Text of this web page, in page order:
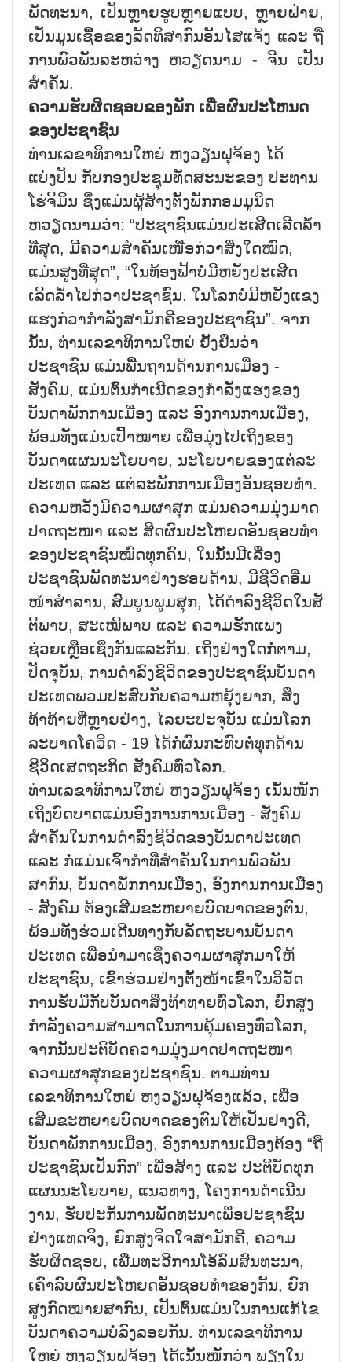
ພັດທະນາ, ເປັນຫຼາຍຮູບຫຼາຍແບບ, ຫຼາຍຝ່າຍ,
ເປັນມູນເຊື້ອຂອງລັດທິສາກົນອັນໄສແຈ້ງ ແລະ ຖື
ການພົວພັນລະຫວ່າງ ຫວຽດນາມ - ຈີນ ເປັນ
ສຳຄັນ.
ຄວາມຮັບຜິດຊອບຂອງພັກ ເພື່ອຜົນປະໂຫນດ
ຂອງປະຊາຊົນ
ທ່ານເລຂາທິການໃຫຍ່ ຫງວຽນຝຸຈ້ອງ ໄດ້
ແບ່ງປັນ ກັບກອງປະຊຸມທັດສະນະຂອງ ປະທານ
ໂຮ່ຈີມິນ ຊຶ່ງແມ່ນຜູ້ສ້າງຕັ້ງພັກກອມມູນິດ
ຫວຽດນາມວ່າ: “ປະຊາຊົນແມ່ນປະເສີດເລີດລ້ຳ
ທີ່ສຸດ, ມີຄວາມສຳຄັນເໜືອກ່ວາສິ່ງໃດໝົດ,
ແມ່ນສູງທີ່ສຸດ”, “ໃນທ້ອງຟ້າບໍ່ມີຫຍັງປະເສີດ
ເລີດລ້ຳໄປກ່ວາປະຊາຊົນ. ໃນໂລກບໍ່ມີຫຍັງແຂງ
ແຮງກ່ວາກຳລັງສາມັກຄີຂອງປະຊາຊົນ”. ຈາກ
ນັ້ນ, ທ່ານເລຂາທິການໃຫຍ່ ຢັ້ງຢືນວ່າ
ປະຊາຊົນ ແມ່ນພື້ນຖານດ້ານການເມືອງ -
ສັງຄົມ, ແມ່ນຕົ້ນກຳເນີດຂອງກຳລັງແຮງຂອງ
ບັນດາພັກການເມືອງ ແລະ ອົງການການເມືອງ,
ພ້ອມທັງແມ່ນເປົ້າໝາຍ ເພື່ອມຸ່ງໄປເຖິງຂອງ
ບັນດາແຜນນະໂຍບາຍ, ນະໂຍບາຍຂອງແຕ່ລະ
ປະເທດ ແລະ ແຕ່ລະພັກການເມືອງອັນຊອບທຳ.
ຄວາມຫວັງມີຄວາມຜາສຸກ ແມ່ນຄວາມມຸ່ງມາດ
ປາດຖະໜາ ແລະ ສິດຜົນປະໂຫຍດອັນຊອບທຳ
ຂອງປະຊາຊົນໝົດທຸກຄົນ, ໃນນັ້ນມີເລື່ອງ
ປະຊາຊົນພັດທະນາຢ່າງຮອບດ້ານ, ມີຊີວິດອີ່ມ
ໜຳສຳລານ, ສົມບູນພູມສຸກ, ໄດ້ດຳລົງຊີວິດໃນສັ
ຕິພາບ, ສະເໝີພາບ ແລະ ຄວາມຮັກແພງ
ຊ່ວຍເຫຼືອເຊິ່ງກັນແລະກັນ. ເຖິງຢ່າງໃດກໍ່ຕາມ,
ປັດຈຸບັນ, ການດຳລົງຊີວິດຂອງປະຊາຊົນບັນດາ
ປະເທດພວມປະສົບກັບຄວາມຫຍຸ້ງຍາກ, ສິ່ງ
ທ້າທ້າຍທີ່ຫຼາຍຢ່າງ, ໄລຍະປະຈຸບັນ ແມ່ນໂລກ
ລະບາດໂຄວິດ - 19 ໄດ້ກໍ່ຜົນກະທົບຕໍ່ທຸກດ້ານ
ຊີວິດເສດຖະກິດ ສັງຄົມທົ່ວໂລກ.
ທ່ານເລຂາທິການໃຫຍ່ ຫງວຽນຝຸຈ້ອງ ເນັ້ນໜັກ
ເຖິງບົດບາດແມ່ນອົງການການເມືອງ - ສັງຄົມ
ສຳຄັນໃນການດຳລົງຊີວິດຂອງບັນດາປະເທດ
ແລະ ກໍ່ແມ່ນເຈົ້າກຳທີ່ສຳຄັນໃນການພົວພັນ
ສາກົນ, ບັນດາພັກການເມືອງ, ອົງການການເມືອງ
- ສັງຄົມ ຕ້ອງເສີມຂະຫຍາຍບົດບາດຂອງຕົນ,
ພ້ອມທັງຮ່ວມເດີນທາງກັບລັດຖະບານບັນດາ
ປະເທດ ເພື່ອນຳມາເຊິ່ງຄວາມຜາສຸກມາໃຫ້
ປະຊາຊົນ, ເຂົ້າຮ່ວມຢ່າງຕັ້ງໜ້າເຂົ້າໃນວິວັດ
ການຮັບມືກັບບັນດາສິ່ງທ້າທາຍທົ່ວໂລກ, ຍົກສູງ
ກຳລັງຄວາມສາມາດໃນການຄຸ້ມຄອງທົ່ວໂລກ,
ຈາກນັ້ນປະຕິບັດຄວາມມຸ່ງມາດປາດຖະໜາ
ຄວາມຜາສຸກຂອງປະຊາຊົນ. ຕາມທ່ານ
ເລຂາທິການໃຫຍ່ ຫງວຽນຝຸຈ້ອງແລ້ວ, ເພື່ອ
ເສີມຂະຫຍາຍບົດບາດຂອງຕົນໃຫ້ເປັນຢາງດີ,
ບັນດາພັກການເມືອງ, ອົງການການເມືອງຕ້ອງ “ຖື
ປະຊາຊົນເປັນກົກ” ເພື່ອສ້າງ ແລະ ປະຕິບັດທຸກ
ແຜນນະໂຍບາຍ, ແນວທາງ, ໂຄງການດຳເນີນ
ງານ, ຮັບປະກັນການພັດທະນາເພື່ອປະຊາຊົນ
ຢ່າງແທດຈິງ, ຍົກສູງຈິດໃຈສາມັກຄີ, ຄວາມ
ຮັບຜິດຊອບ, ເພີ່ມທະວີການໂອ້ລົມສົນທະນາ,
ເຄົາລົບຜົນປະໂຫຍດອັນຊອບທຳຂອງກັນ, ຍົກ
ສູງກົດໝາຍສາກົນ, ເປັນຕົ້ນແມ່ນໃນການແກ້ໄຂ
ບັນດາຄວາມບໍ່ລົງລອຍກັນ. ທ່ານເລຂາທິການ
ໃຫຍ່ ຫງວຽນຝຸຈ້ອງ ໄດ້ເນັ້ນໜັກວ່າ ພຽງໃນ